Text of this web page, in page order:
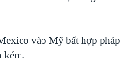
vào Mỹ bất hợp pháp
kém.